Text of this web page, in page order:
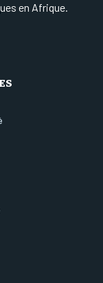
en Afrique.